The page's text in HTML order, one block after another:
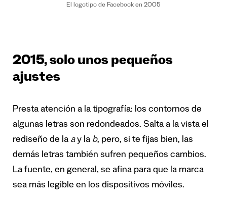
El logotipo de Facebook en 2005
2015, solo unos pequeños
ajustes
Presta atención a la tipografía: los contornos de
algunas letras son redondeados. Salta a la vista el
rediseño de la ay la b, pero, si te fijas bien, las
demás letras también sufren pequeños cambios.
La fuente, en general, se afina para que la marca
sea más legible en los dispositivos móviles.